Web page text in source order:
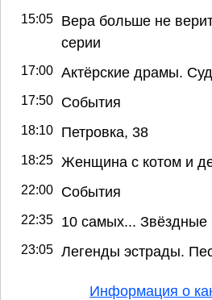
15:05
Вера больше не
серии
17:00 Актёрские драмы.
17:50 События
18:10 Петровка, 38
18:25 Женщина с котом и
22:00 События
22:35 10 самых... Звёздные
23:05 Легенды эстрады.
Информация о